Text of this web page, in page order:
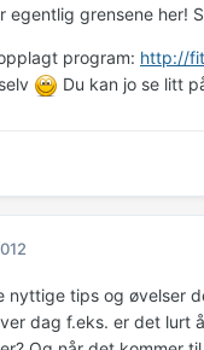
egentlig grensene her!
program: http://
Du kan jo se litt
nyttige tips og øvelser
dag f.eks. er det